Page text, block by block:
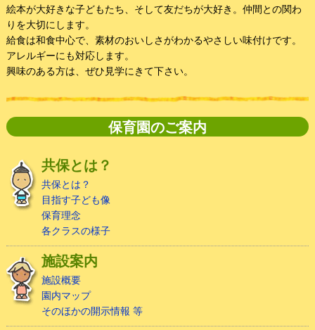
絵本が大好きな子どもたち、そして友だちが大好き。仲間との関わ
りを大切にします。
給食は和食中心で、素材のおいしさがわかるやさしい味付けです。
アレルギーにも対応します。
興味のある方は、ぜひ見学にきて下さい。
保育園のご案内
共保とは？
共保とは？
目指す子ども像
保育理念
各クラスの様子
施設案内
施設概要
園内マップ
そのほかの開示情報 等